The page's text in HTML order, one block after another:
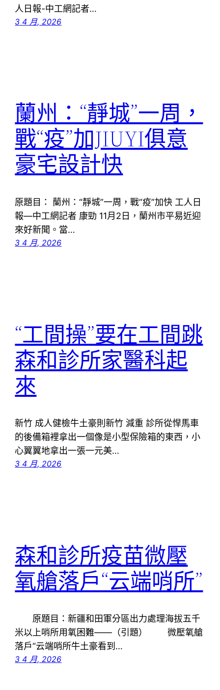
人日報-中工網記者…
3 4 月, 2026
蘭州：“靜城”一周，
戰“疫”加JIUYI俱意
豪宅設計快
原題目： 蘭州：“靜城”一周，戰“疫”加快 工人日
報—中工網記者 康勁 11月2日，蘭州市平易近迎
來好新聞。當…
3 4 月, 2026
“工間操”要在工間跳
森和診所家醫科起
來
新竹 成人健檢牛土豪則新竹 減重 診所從悍馬車
的後備箱裡拿出一個像是小型保險箱的東西，小
心翼翼地拿出一張一元美…
3 4 月, 2026
森和診所疫苗微壓
氧艙落戶“云端哨所”
原題目：新疆和田軍分區出力處理海拔五千
米以上哨所用氧困難——（引題） 微壓氧艙
落戶“云端哨所牛土豪看到…
3 4 月, 2026